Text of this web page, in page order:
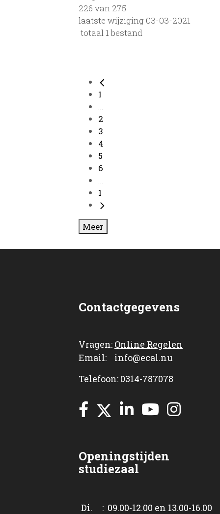
226 van 275
laatste wijziging 03-03-2021
totaal 1 bestand
1
...
2
3
4
5
6
...
1
Meer
Contactgegevens
Vragen: Online Regelen
Email: info@ecal.nu
Telefoon: 0314-787078
Openingstijden
studiezaal
Di. : 09.00-12.00 en 13.00-16.00